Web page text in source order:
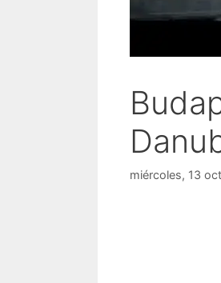
miércoles, 13